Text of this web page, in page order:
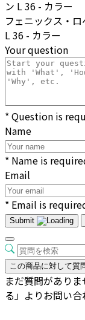
フェニックス・
L 36 - カラー
Your question
* Question is
Name
* Name is
Email
* Email is
Submit
この商品に対して質
まだ質問があり
る」よりお問い合